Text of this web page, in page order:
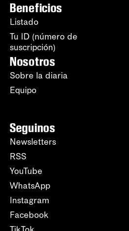
Beneficios
Listado
Tu ID (número de
suscripción)
Nosotros
Sobre la diaria
Equipo
Seguinos
Newsletters
RSS
YouTube
WhatsApp
Instagram
Facebook